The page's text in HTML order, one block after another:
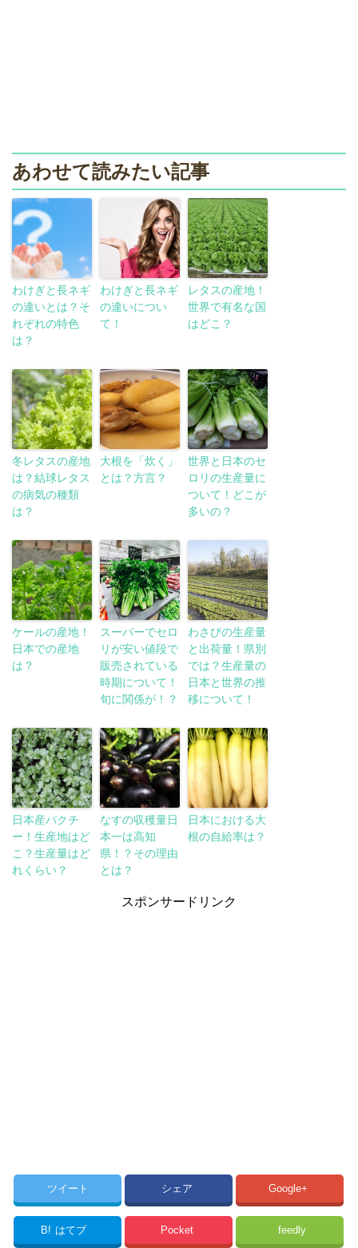
あわせて読みたい記事
わけぎと長ネギ
の違いとは？そ
れぞれの特色
は？
わけぎと長ネギ
の違いについ
て！
レタスの産地！
世界で有名な国
はどこ？
冬レタスの産地
は？結球レタス
の病気の種類
は？
大根を「炊く」
とは？方言？
世界と日本のセ
ロリの生産量に
ついて！どこが
多いの？
ケールの産地！
日本での産地
は？
スーパーでセロ
リが安い値段で
販売されている
時期について！
旬に関係が！？
わさびの生産量
と出荷量！県別
では？生産量の
日本と世界の推
移について！
日本産パクチ
ー！生産地はど
こ？生産量はど
れくらい？
なすの収穫量日
本一は高知
県！？その理由
とは？
日本における大
根の自給率は？
スポンサードリンク
ツイート シェア Google+
B! はてブ Pocket feedly